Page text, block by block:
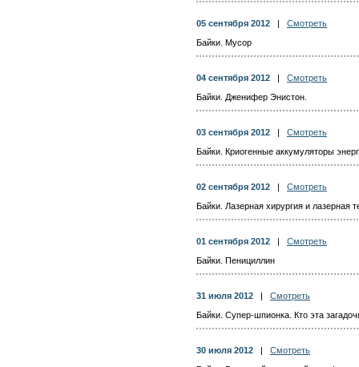
05 сентября 2012
Смотреть
Байки. Мусор
04 сентября 2012
Смотреть
Байки. Дженифер Энистон.
03 сентября 2012
Смотреть
Байки. Криогенные аккумуляторы
02 сентября 2012
Смотреть
Байки. Лазерная хирургия и лазерная
01 сентября 2012
Смотреть
Байки. Пенициллин
31 июля 2012
Смотреть
Байки. Супер-шпионка. Кто эта
30 июля 2012
Смотреть